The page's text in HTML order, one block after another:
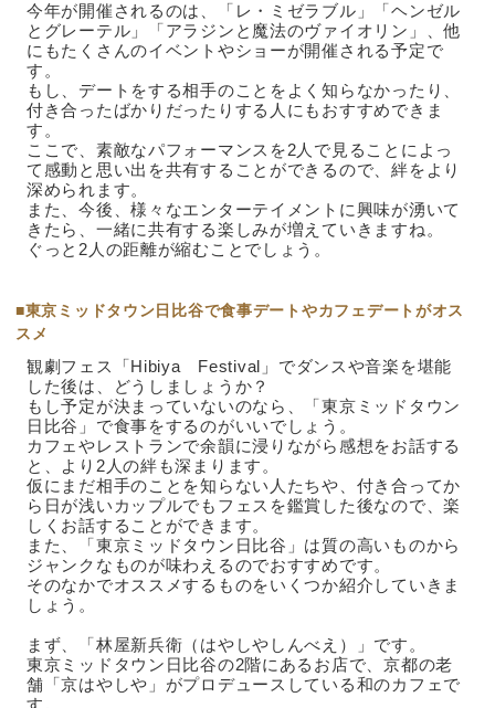
今年が開催されるのは、「レ・ミゼラブル」「ヘンゼル
とグレーテル」「アラジンと魔法のヴァイオリン」、他
にもたくさんのイベントやショーが開催される予定で
す。
もし、デートをする相手のことをよく知らなかったり、
付き合ったばかりだったりする人にもおすすめできま
す。
ここで、素敵なパフォーマンスを2人で見ることによっ
て感動と思い出を共有することができるので、絆をより
深められます。
また、今後、様々なエンターテイメントに興味が湧いて
きたら、一緒に共有する楽しみが増えていきますね。
ぐっと2人の距離が縮むことでしょう。
■東京ミッドタウン日比谷で食事デートやカフェデートがオス
スメ
観劇フェス「Hibiya Festival」でダンスや音楽を堪能
した後は、どうしましょうか？
もし予定が決まっていないのなら、「東京ミッドタウン
日比谷」で食事をするのがいいでしょう。
カフェやレストランで余韻に浸りながら感想をお話する
と、より2人の絆も深まります。
仮にまだ相手のことを知らない人たちや、付き合ってか
ら日が浅いカップルでもフェスを鑑賞した後なので、楽
しくお話することができます。
また、「東京ミッドタウン日比谷」は質の高いものから
ジャンクなものが味わえるのでおすすめです。
そのなかでオススメするものをいくつか紹介していきま
しょう。
まず、「林屋新兵衛（はやしやしんべえ）」です。
東京ミッドタウン日比谷の2階にあるお店で、京都の老
舗「京はやしや」がプロデュースしている和のカフェで
す。